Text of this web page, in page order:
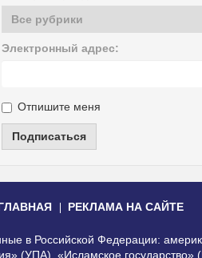
Электронный адрес:
Отпишите меня
Подписаться
РЕКЛАМА НА САЙТЕ
в Российской Федерации:
(УПА), «Исламское